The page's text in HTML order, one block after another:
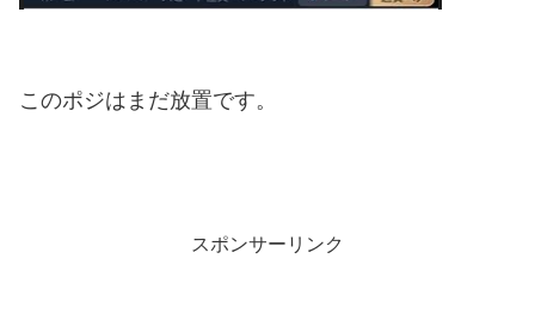
このポジはまだ放置です。
スポンサーリンク